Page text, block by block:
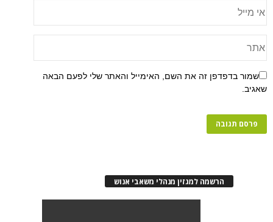
שמור בדפדפן זה את השם, האימייל והאתר שלי לפעם הבאה
שאגיב.
הרשמה למגזין מנהלי משאבי אנוש